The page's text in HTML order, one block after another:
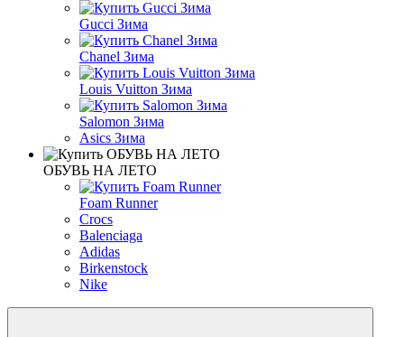
Gucci Зима
Chanel Зима
Louis Vuitton Зима
Salomon Зима
Asics Зима
ОБУВЬ НА ЛЕТО
Foam Runner
Crocs
Balenciaga
Adidas
Birkenstock
Nike